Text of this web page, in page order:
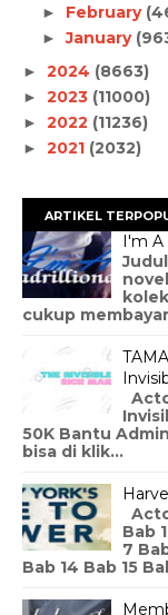
► February
►January
► 2024 (8663)
► 2023 (11000)
► 2022 (11236)
► 2021 (2032)
ARTIKEL
I'm A
cukup
50K Bantu
bisa di klik...
Bab
7
Bab 14 Bab 15